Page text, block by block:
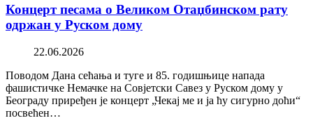
Концерт песама о Великом Отаџбинском рату
одржан у Руском дому
22.06.2026
Поводом Дана сећања и туге и 85. годишњице напада
фашистичке Немачке на Совјетски Савез у Руском дому у
Београду приређен је концерт „Чекај ме и ја ћу сигурно доћи“
посвећен…